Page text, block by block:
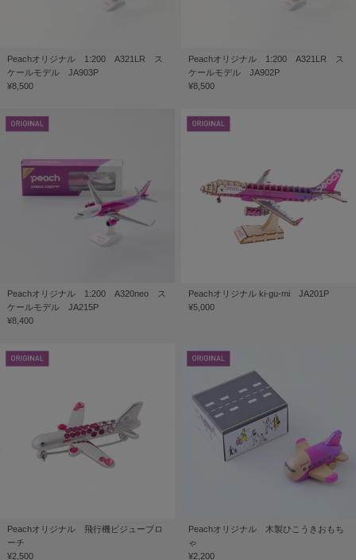
Peachオリジナル 1:200 A321LR ス
ケールモデル JA903P
¥8,500
Peachオリジナル 1:200 A321LR ス
ケールモデル JA902P
¥8,500
Peachオリジナル 1:200 A320neo ス
ケールモデル JA215P
¥8,400
Peachオリジナル ki-gu-mi JA201P
¥5,000
Peachオリジナル 飛行機ビジューブロ
ーチ
¥2,500
Peachオリジナル 木製ひこうきおもち
ゃ
¥2,200